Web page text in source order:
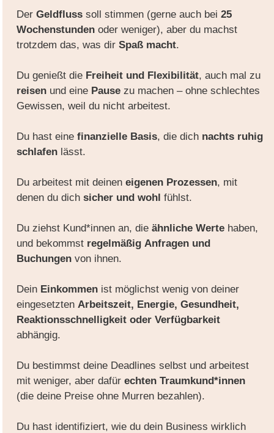
Der Geldflusssoll stimmen (gerne auch bei 25
Wochenstundenoder weniger), aber du machst
trotzdem das, was dir Spaß macht.
Du genießt die Freiheit und Flexibilität, auch mal zu
reisenund eine Pausezu machen – ohne schlechtes
Gewissen, weil du nicht arbeitest.
Du hast eine finanzielle Basis, die dich nachts ruhig
schlafenlässt.
Du arbeitest mit deinen eigenen Prozessen, mit
denen du dich sicher und wohl fühlst.
Du ziehst Kund*innen an, die ähnliche Wertehaben,
und bekommst regelmäßig Anfragen und
Buchungenvon ihnen.
Dein Einkommenist möglichst wenig von deiner
eingesetzten Arbeitszeit, Energie, Gesundheit,
Reaktionsschnelligkeit oder Verfügbarkeit
abhängig.
Du bestimmst deine Deadlines selbst und arbeitest
mit weniger, aber dafür echten Traumkund*innen
(die deine Preise ohne Murren bezahlen).
Du hast identifiziert, wie du dein Business wirklich